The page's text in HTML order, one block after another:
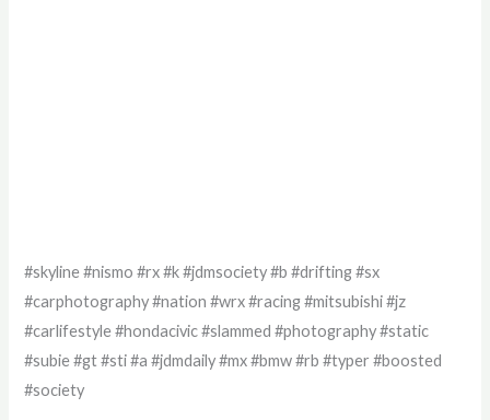
#skyline #nismo #rx #k #jdmsociety #b #drifting #sx
#carphotography #nation #wrx #racing #mitsubishi #jz
#carlifestyle #hondacivic #slammed #photography #static
#subie #gt #sti #a #jdmdaily #mx #bmw #rb #typer #boosted
#society